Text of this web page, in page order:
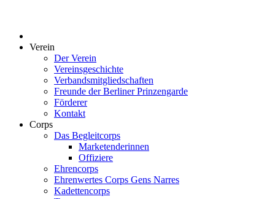
Verein
Der Verein
Vereinsgeschichte
Verbandsmitgliedschaften
Freunde der Berliner Prinzengarde
Förderer
Kontakt
Corps
Das Begleitcorps
Marketenderinnen
Offiziere
Ehrencorps
Ehrenwertes Corps Gens Narres
Kadettencorps